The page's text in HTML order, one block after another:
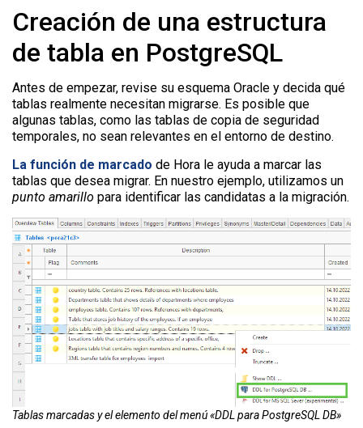
Creación de una estructura
de tabla en PostgreSQL
Antes de empezar, revise su esquema Oracle y decida qué
tablas realmente necesitan migrarse. Es posible que
algunas tablas, como las tablas de copia de seguridad
temporales, no sean relevantes en el entorno de destino.
La función de marcado de Hora le ayuda a marcar las
tablas que desea migrar. En nuestro ejemplo, utilizamos un
punto amarillo para identificar las candidatas a la migración.
Tablas marcadas y el elemento del menú «DDL para PostgreSQL DB»